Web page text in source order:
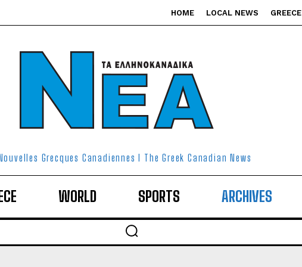
HOME LOCAL NEWS GREECE
Grecques Canadiennes I The Greek Canadian News
WORLD SPORTS ARCHIVES